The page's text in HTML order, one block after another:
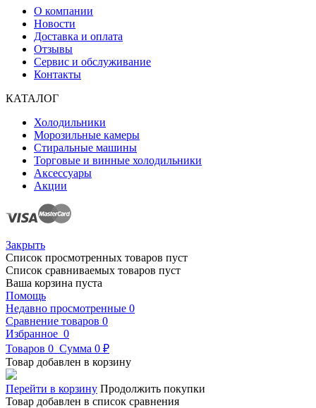
О компании
Новости
Доставка и оплата
Отзывы
Сервис и обслуживание
Контакты
КАТАЛОГ
Холодильники
Морозильные камеры
Стиральные машины
Торговые и винные холодильники
Аксессуары
Акции
Закрыть
Список просмотренных товаров пуст
Список сравниваемых товаров пуст
Ваша корзина пуста
Помощь
Недавно просмотренные 0
Сравнение товаров 0
Избранное 0
Товаров 0 Сумма 0 ₽
Товар добавлен в корзину
Перейти в корзину Продолжить покупки
Товар добавлен в список сравнения